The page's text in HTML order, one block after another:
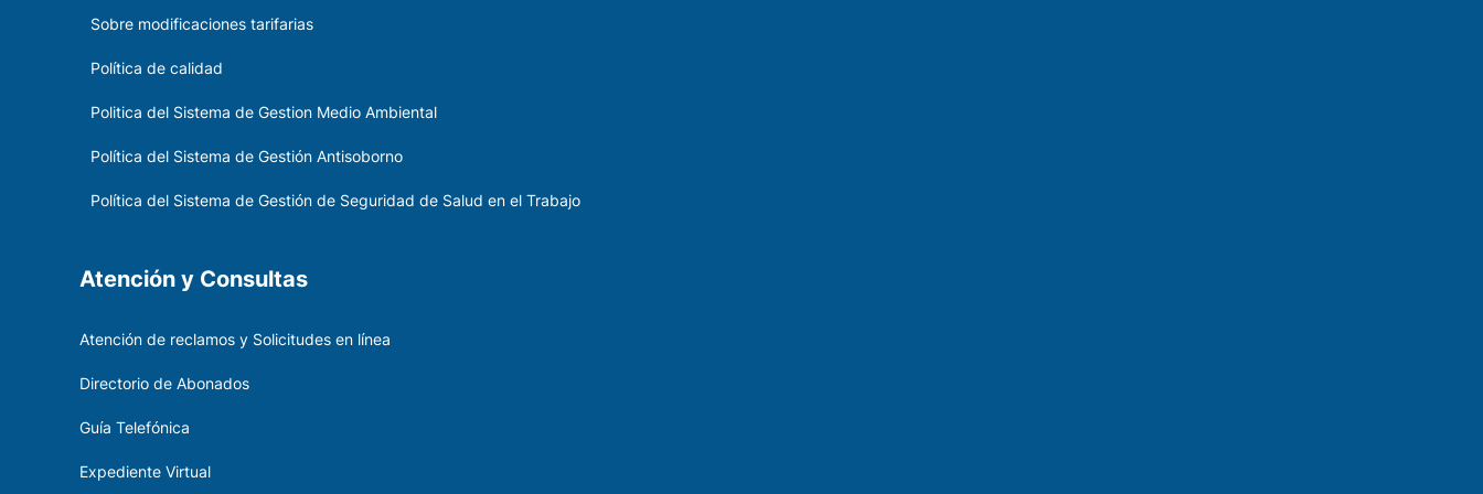
Sobre modificaciones tarifarias
Política de calidad
Politica del Sistema de Gestion Medio Ambiental
Política del Sistema de Gestión Antisoborno
Política del Sistema de Gestión de Seguridad de Salud en el Trabajo
Atención y Consultas
Atención de reclamos y Solicitudes en línea
Directorio de Abonados
Guía Telefónica
Expediente Virtual